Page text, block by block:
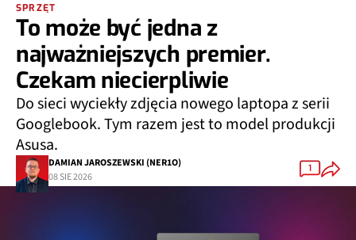
SPRZĘT
To może być jedna z
najważniejszych premier.
Czekam niecierpliwie
Do sieci wyciekły zdjęcia nowego laptopa z serii
Googlebook. Tym razem jest to model produkcji
Asusa.
DAMIAN JAROSZEWSKI (NER1O)
08 SIE 2026
1